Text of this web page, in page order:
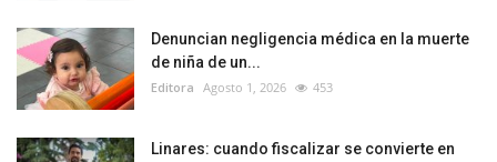
Denuncian negligencia médica en la muerte
de niña de un...
Editora Agosto 1, 2026 453
Linares: cuando fiscalizar se convierte en